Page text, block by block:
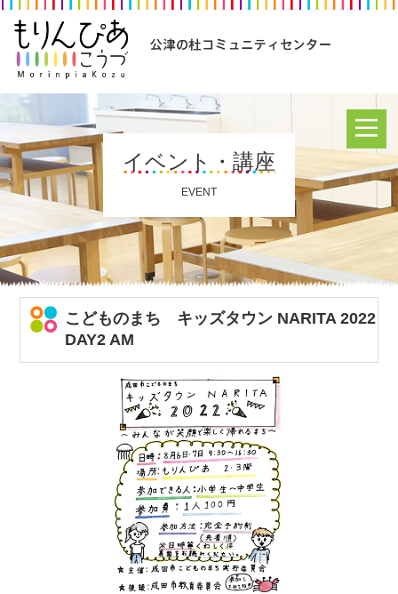
イベント・講座
EVENT
こどものまち キッズタウン NARITA 2022
DAY2 AM